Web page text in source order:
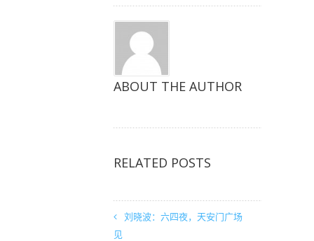
ABOUT THE AUTHOR
RELATED POSTS
刘晓波：六四夜，天安门广场
见